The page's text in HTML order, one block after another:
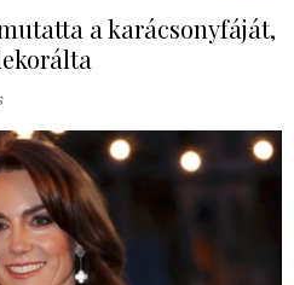
a karácsonyfáját,